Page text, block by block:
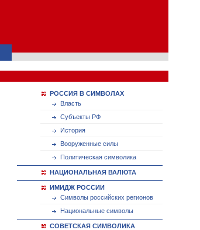
РОССИЯ В СИМВОЛАХ
Власть
Субъекты РФ
История
Вооруженные силы
Политическая символика
НАЦИОНАЛЬНАЯ ВАЛЮТА
ИМИДЖ РОССИИ
Символы российских регионов
Национальные символы
СОВЕТСКАЯ СИМВОЛИКА